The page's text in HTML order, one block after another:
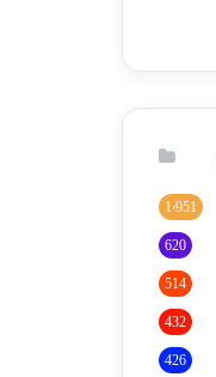
1٬951
620
514
432
426